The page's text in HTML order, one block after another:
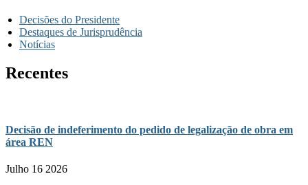
Decisões do Presidente
Destaques de Jurisprudência
Notícias
Recentes
Decisão de indeferimento do pedido de legalização de obra em
área REN
Julho 16 2026